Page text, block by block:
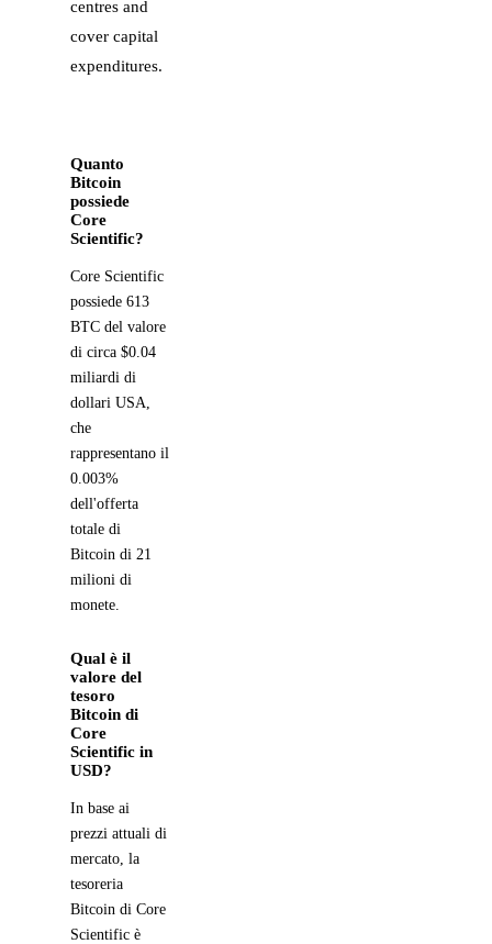
centres and
cover capital
expenditures.
Quanto
Bitcoin
possiede
Core
Scientific?
Core Scientific
possiede 613
BTC del valore
di circa $0.04
miliardi di
dollari USA,
che
rappresentano il
0.003%
dell'offerta
totale di
Bitcoin di 21
milioni di
monete.
Qual è il
valore del
tesoro
Bitcoin di
Core
Scientific in
USD?
In base ai
prezzi attuali di
mercato, la
tesoreria
Bitcoin di Core
Scientific è